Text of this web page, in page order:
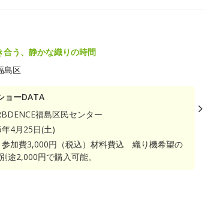
合う、静かな織りの時間
島区
ョーDATA
福島区民センター
4月25日(土)
参加費3,000円（税込）材料費込 織り機希望の
途2,000円で購入可能。